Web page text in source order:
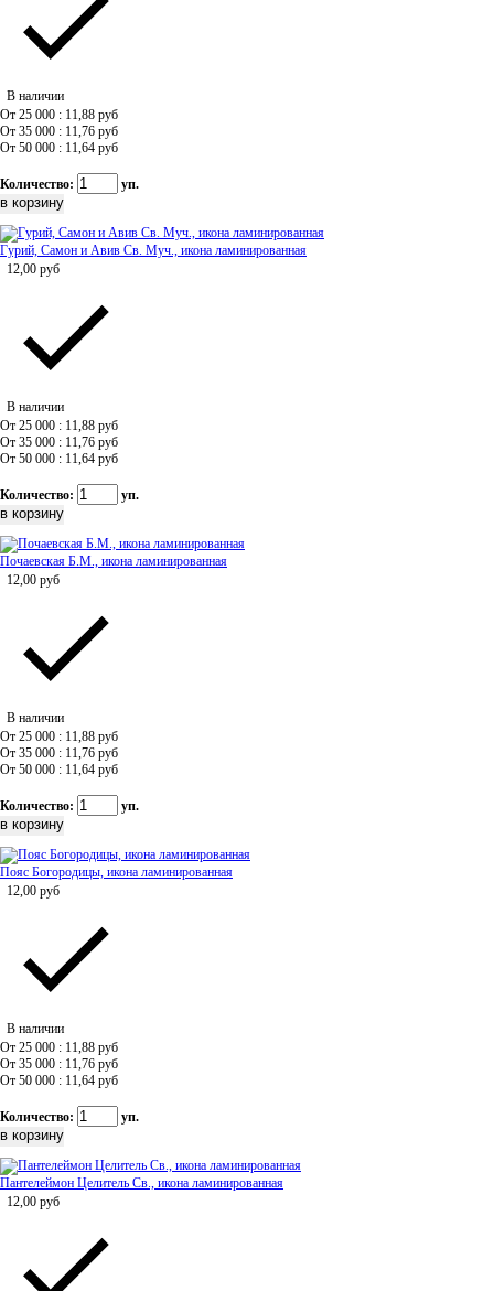
В наличии
От 25 000 : 11,88 руб
От 35 000 : 11,76 руб
От 50 000 : 11,64 руб
Количество: уп.
Гурий, Самон и Авив Св. Муч., икона ламинированная
12,00 руб
В наличии
От 25 000 : 11,88 руб
От 35 000 : 11,76 руб
От 50 000 : 11,64 руб
Количество: уп.
Почаевская Б.М., икона ламинированная
12,00 руб
В наличии
От 25 000 : 11,88 руб
От 35 000 : 11,76 руб
От 50 000 : 11,64 руб
Количество: уп.
Пояс Богородицы, икона ламинированная
12,00 руб
В наличии
От 25 000 : 11,88 руб
От 35 000 : 11,76 руб
От 50 000 : 11,64 руб
Количество: уп.
Пантелеймон Целитель Св., икона ламинированная
12,00 руб